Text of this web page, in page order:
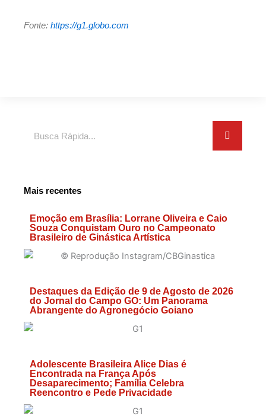
Fonte: https://g1.globo.com
Mais recentes
Emoção em Brasília: Lorrane Oliveira e Caio
Souza Conquistam Ouro no Campeonato
Brasileiro de Ginástica Artística
Destaques da Edição de 9 de Agosto de 2026
do Jornal do Campo GO: Um Panorama
Abrangente do Agronegócio Goiano
Adolescente Brasileira Alice Dias é
Encontrada na França Após
Desaparecimento; Família Celebra
Reencontro e Pede Privacidade